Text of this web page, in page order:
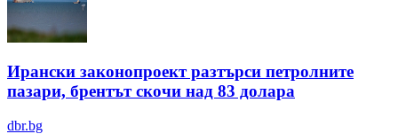
Ирански законопроект разтърси петролните
пазари, брентът скочи над 83 долара
dbr.bg